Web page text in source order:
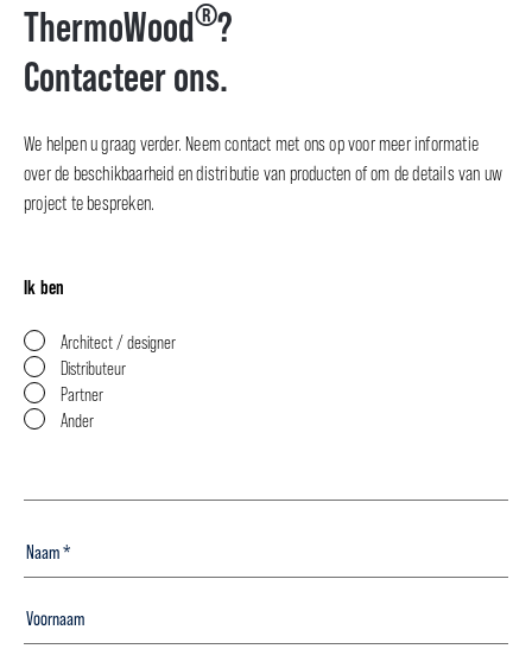
ThermoWood®?
Contacteer ons.
We helpen u graag verder. Neem contact met ons op voor meer informatie
over de beschikbaarheid en distributie van producten of om de details van uw
project te bespreken.
Ik ben
Architect / designer
Distributeur
Partner
Ander